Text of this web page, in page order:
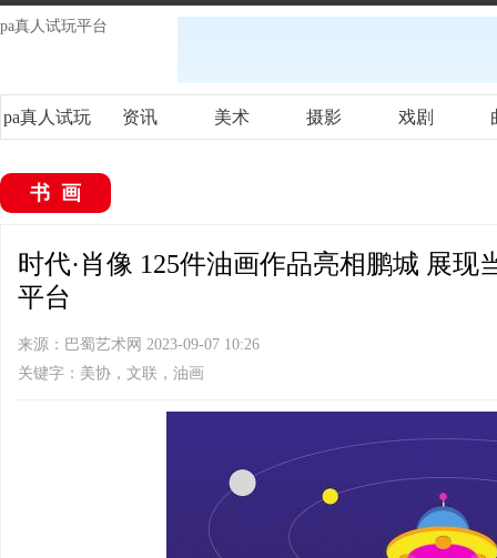
pa真人试玩平台
pa真人试玩 资讯 美术 摄影 戏剧
书画
时代·肖像 125件油画作品亮相鹏城 展现
平台
来源：巴蜀艺术网 2023-09-07 10:26
关键字：美协，文联，油画